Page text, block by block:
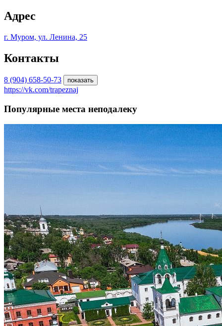
Адрес
г. Муром, ул. Ленина, 25
Контакты
8 (904) 658-50-73 показать
https://vk.com/trapeznaj
Популярные места неподалеку